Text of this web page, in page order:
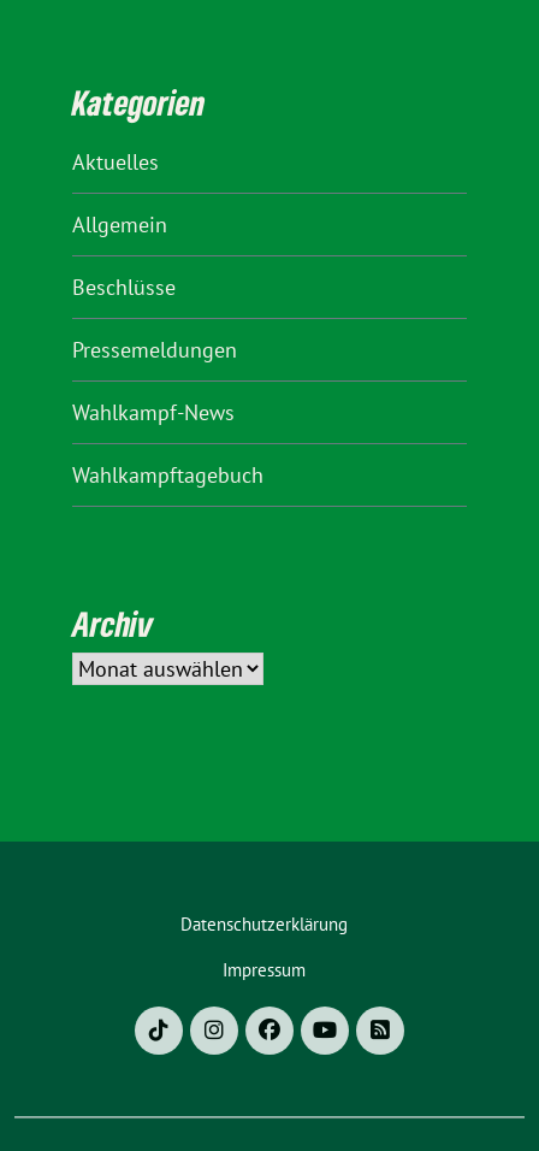
Kategorien
Aktuelles
Allgemein
Beschlüsse
Pressemeldungen
Wahlkampf-News
Wahlkampftagebuch
Archiv
Datenschutzerklärung
Impressum